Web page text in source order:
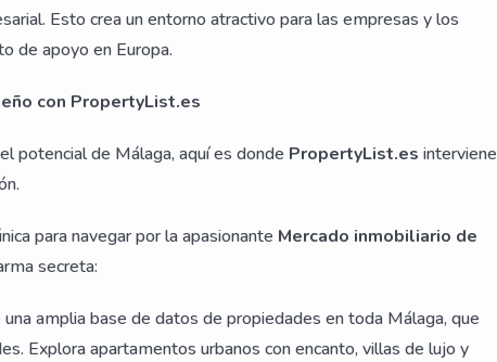
Esto crea un entorno atractivo para las empresas y los
de apoyo en Europa.
con PropertyList.es
potencial de Málaga, aquí es donde PropertyList.es interviene
para navegar por la apasionante Mercado inmobiliario de
secreta:
una amplia base de datos de propiedades en toda Málaga, que
Explora apartamentos urbanos con encanto, villas de lujo y